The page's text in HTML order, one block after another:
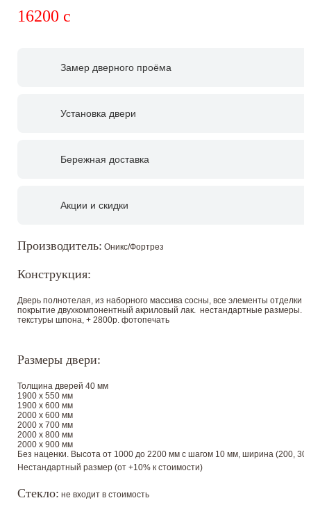
16200 c
Замер дверного проёма
Установка двери
Бережная доставка
Акции и скидки
Производитель: Оникс/Фортрез
Конструкция:
Дверь полнотелая, из наборного массива сосны, все элементы отделки
покрытие двухкомпонентный акриловый лак. нестандартные размеры.
текстуры шпона, + 2800р. фотопечать
Размеры двери:
Толщина дверей 40 мм
1900 х 550 мм
1900 х 600 мм
2000 х 600 мм
2000 х 700 мм
2000 х 800 мм
2000 х 900 мм
Без наценки. Высота от 1000 до 2200 мм с шагом 10 мм, ширина (200,
Нестандартный размер (от +10% к стоимости)
Стекло: не входит в стоимость